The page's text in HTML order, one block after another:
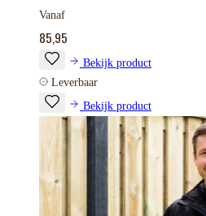
Vanaf
85,95
Bekijk product
Leverbaar
Bekijk product